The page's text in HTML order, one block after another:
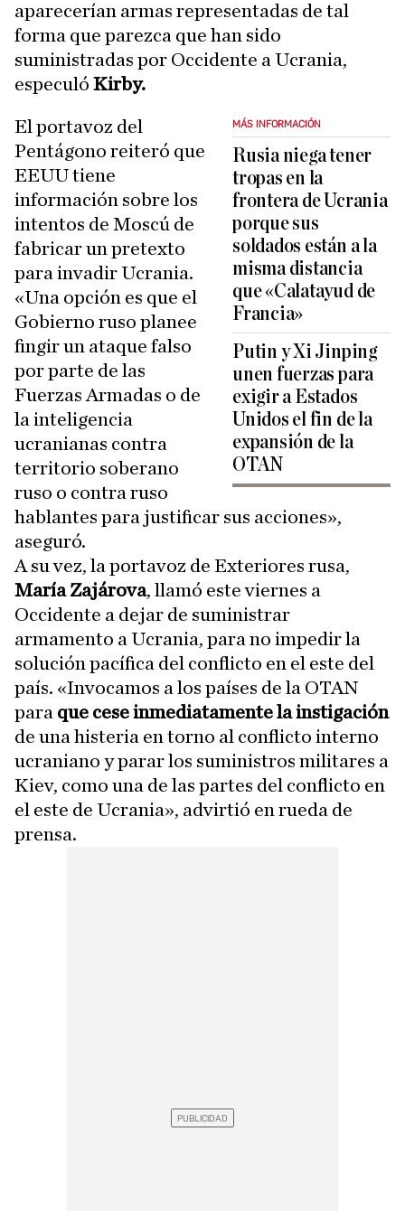
aparecerían armas representadas de tal
forma que parezca que han sido
suministradas por Occidente a Ucrania,
especuló Kirby.
MÁS INFORMACIÓN
Rusia niega tener
tropas en la
frontera de Ucrania
porque sus
soldados están a la
misma distancia
que «Calatayud de
Francia»
Putin y Xi Jinping
unen fuerzas para
exigir a Estados
Unidos el fin de la
expansión de la
OTAN
El portavoz del
Pentágono reiteró que
EEUU tiene
información sobre los
intentos de Moscú de
fabricar un pretexto
para invadir Ucrania.
«Una opción es que el
Gobierno ruso planee
fingir un ataque falso
por parte de las
Fuerzas Armadas o de
la inteligencia
ucranianas contra
territorio soberano
ruso o contra ruso
hablantes para justificar sus acciones»,
aseguró.
A su vez, la portavoz de Exteriores rusa,
María Zajárova, llamó este viernes a
Occidente a dejar de suministrar
armamento a Ucrania, para no impedir la
solución pacífica del conflicto en el este del
país. «Invocamos a los países de la OTAN
para que cese inmediatamente la instigación
de una histeria en torno al conflicto interno
ucraniano y parar los suministros militares a
Kiev, como una de las partes del conflicto en
el este de Ucrania», advirtió en rueda de
prensa.